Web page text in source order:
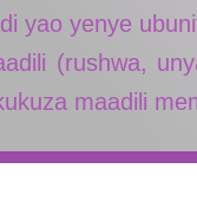
yao yenye
(rushwa,
maadili